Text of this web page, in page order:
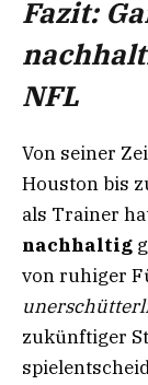
Fazit:
NFL
Von seiner
Houston bis
als Trainer
nachhaltig
von ruhiger
zukünftiger